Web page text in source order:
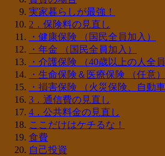
実家暮らしが最強！
2．保険料の見直し
・健康保険 （国民全員加入）
・年金 （国民全員加入）
・介護保険 （40歳以上の人全員
・生命保険＆医療保険 （任意）
・損害保険 （火災保険、自動
3．通信費の見直し
4．公共料金の見直し
ここだけはケチるな！
食費
自己投資